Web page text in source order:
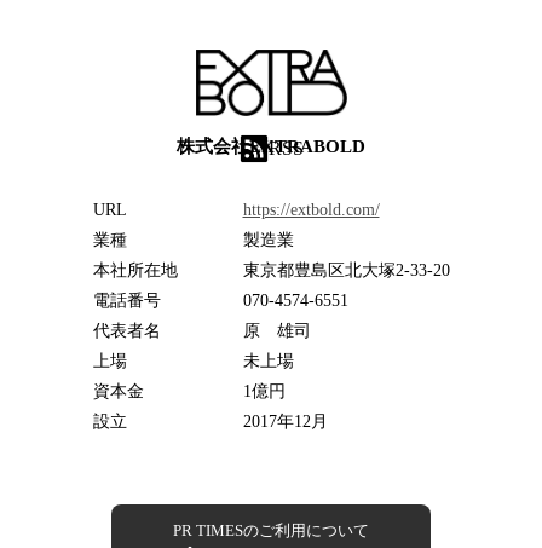
株式会社EXTRABOLD
RSS
URL
https://extbold.com/
業種
製造業
本社所在地
東京都豊島区北大塚2-33-20
電話番号
070-4574-6551
代表者名
原 雄司
上場
未上場
資本金
1億円
設立
2017年12月
PR TIMESのご利用について